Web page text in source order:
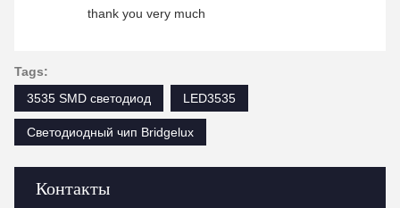
Контакты
thank you very much
Tags:
3535 SMD светодиод
LED3535
Светодиодный чип Bridgelux